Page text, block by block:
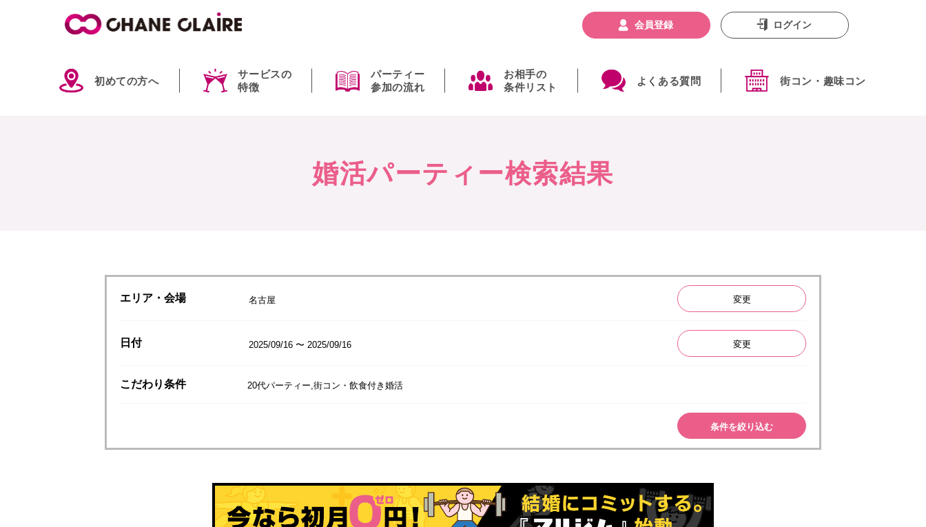
初めての方へ
サービスの
特徴
パーティー
参加の流れ
お相手の
条件リスト
よくある質問 街コン・趣味コン
会員登録 ログイン
婚活パーティー検索結果
エリア・会場 名古屋 変更
日付 2025/09/16 〜 2025/09/16 変更
こだわり条件 20代パーティー,街コン・飲食付き婚活
条件を絞り込む